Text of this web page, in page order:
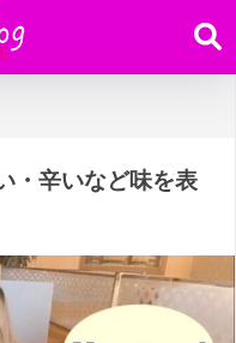
・辛いなど味を表